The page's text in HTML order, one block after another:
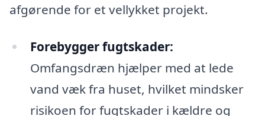
afgørende for et vellykket projekt.
Forebygger fugtskader:
Omfangsdræn hjælper med at lede
vand væk fra huset, hvilket mindsker
risikoen for fugtskader i kældre og